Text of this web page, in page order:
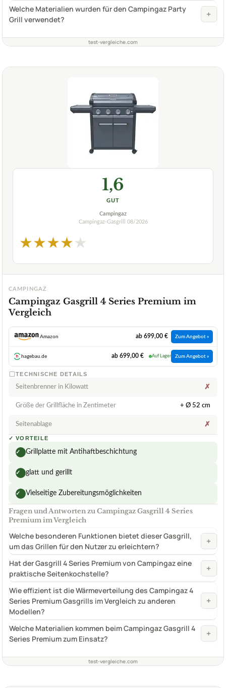
Welche Materialien wurden für den Campingaz Party
Grill verwendet?
+
test-vergleiche.com
1,6
GUT
Campingaz
Campingaz-Gasgrill
08/2026
★★★★★
CAMPINGAZ
Campingaz Gasgrill 4 Series Premium im
Vergleich
Amazon ab 699,00 € Zum Angebot »
hagebau.de ab 699,00 € Auf Lager Zum Angebot »
TECHNISCHE DETAILS
Seitenbrenner in Kilowatt ✗
Größe der Grillfläche in Zentimeter + Ø 52 cm
Seitenablage ✗
✓ VORTEILE
✓ Grillplatte mit Antihaftbeschichtung
✓ glatt und gerillt
✓ Vielseitige Zubereitungsmöglichkeiten
Fragen und Antworten zu Campingaz Gasgrill 4 Series
Premium im Vergleich
Welche besonderen Funktionen bietet dieser Gasgrill,
um das Grillen für den Nutzer zu erleichtern?
+
Hat der Gasgrill 4 Series Premium von Campingaz eine
praktische Seitenkochstelle?
+
Wie effizient ist die Wärmeverteilung des Campingaz 4
Series Premium Gasgrills im Vergleich zu anderen
Modellen?
+
Welche Materialien kommen beim Campingaz Gasgrill 4
Series Premium zum Einsatz?
+
test-vergleiche.com